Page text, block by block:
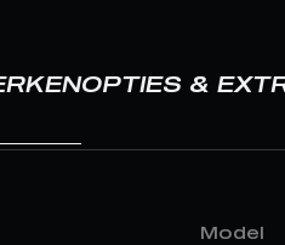
OPTIES &
Model